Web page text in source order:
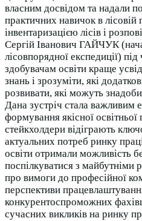
власним досвідом та надали
практичних навичок в лісовій
інвентаризацією лісів і
Сергій Іванович ГАЙЧУК
лісовпорядної експедиції)
здобувачам освіти краще
знань і зрозуміти, які
розвивати, які можуть
Дана зустріч стала важливим
формування якісної
стейкхолдери відіграють
актуальних потреб ринку
освіти отримали можливість
поспілкуватися з майбутніми
про вимоги до професійної
перспективи
конкурентоспроможних
сучасних викликів на ринку